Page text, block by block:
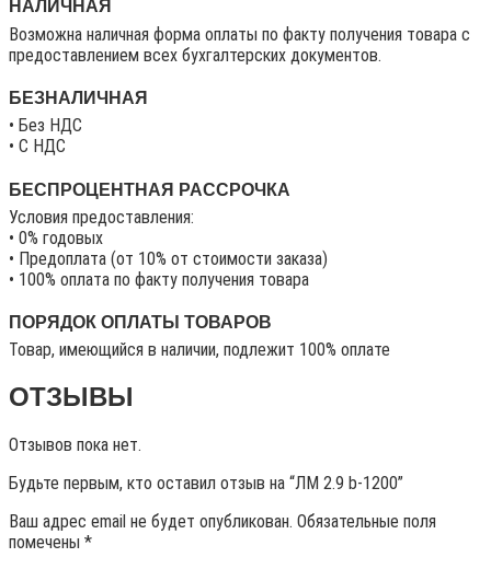
НАЛИЧНАЯ
Возможна наличная форма оплаты по факту получения товара с
предоставлением всех бухгалтерских документов.
БЕЗНАЛИЧНАЯ
• Без НДС
• C НДС
БЕСПРОЦЕНТНАЯ РАССРОЧКА
Условия предоставления:
• 0% годовых
• Предоплата (от 10% от стоимости заказа)
• 100% оплата по факту получения товара
ПОРЯДОК ОПЛАТЫ ТОВАРОВ
Товар, имеющийся в наличии, подлежит 100% оплате
ОТЗЫВЫ
Отзывов пока нет.
Будьте первым, кто оставил отзыв на “ЛМ 2.9 b-1200”
Ваш адрес email не будет опубликован. Обязательные поля
помечены *